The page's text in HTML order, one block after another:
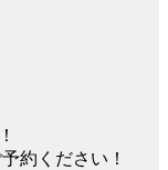
約ください！